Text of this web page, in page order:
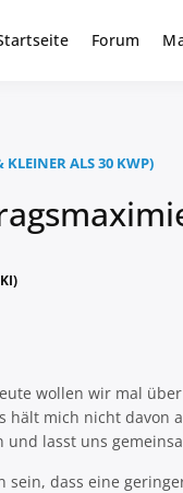
Nr. 1 Forum
Forum
ALS 30 KWP)
wollen wir mal
hält mich nicht davon
lasst uns
sein, dass eine